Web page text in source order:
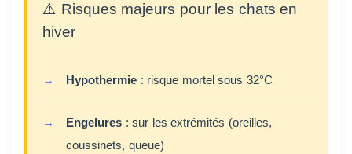
⚠️ Risques majeurs pour les chats en
hiver
Hypothermie : risque mortel sous 32°C
Engelures : sur les extrémités (oreilles,
coussinets, queue)